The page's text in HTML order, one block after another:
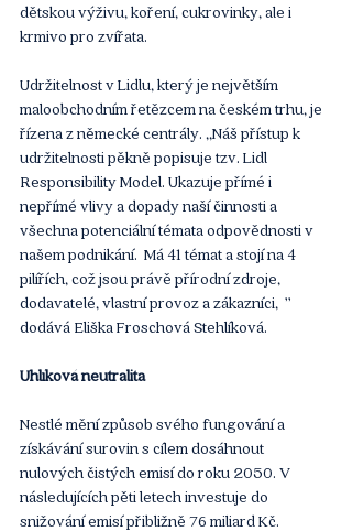
dětskou výživu, koření, cukrovinky, ale i
krmivo pro zvířata.
Udržitelnost v Lidlu, který je největším
maloobchodním řetězcem na českém trhu, je
řízena z německé centrály. ‚‚Náš přístup k
udržitelnosti pěkně popisuje tzv. Lidl
Responsibility Model. Ukazuje přímé i
nepřímé vlivy a dopady naší činnosti a
všechna potenciální témata odpovědnosti v
našem podnikání.  Má 41 témat a stojí na 4
pilířích, což jsou právě přírodní zdroje,
dodavatelé, vlastní provoz a zákazníci,  ’’
dodává Eliška Froschová Stehlíková.
Uhlíková neutralita
Nestlé mění způsob svého fungování a
získávání surovin s cílem dosáhnout
nulových čistých emisí do roku 2050. V
následujících pěti letech investuje do
snižování emisí přibližně 76 miliard Kč.